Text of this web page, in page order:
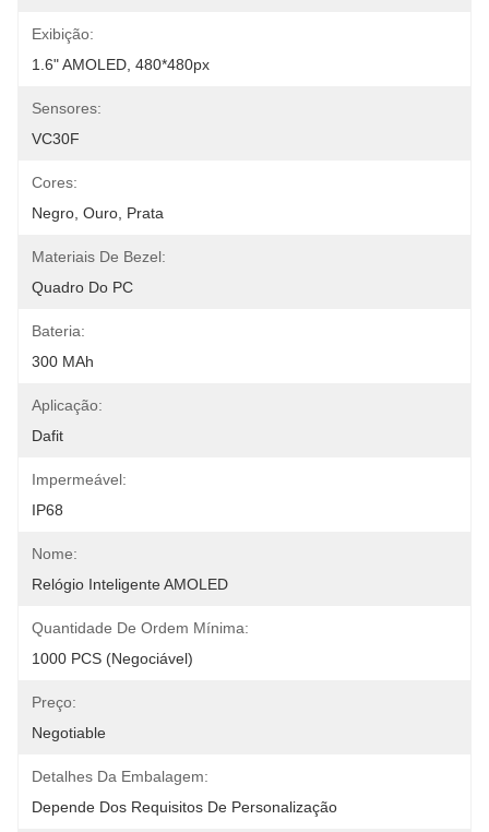
Exibição:
1.6" AMOLED, 480*480px
Sensores:
VC30F
Cores:
Negro, Ouro, Prata
Materiais De Bezel:
Quadro Do PC
Bateria:
300 MAh
Aplicação:
Dafit
Impermeável:
IP68
Nome:
Relógio Inteligente AMOLED
Quantidade De Ordem Mínima:
1000 PCS (negociável)
Preço:
Negotiable
Detalhes Da Embalagem:
Depende Dos Requisitos De Personalização